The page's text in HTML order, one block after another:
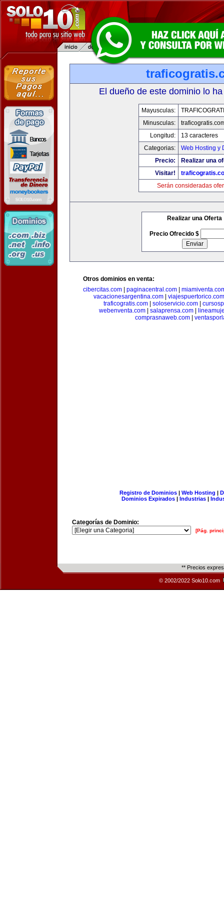
El dueño de este dominio lo
Mayusculas:
Minusculas:
Longitud:
13 caracteres
Categorias:
Web Hosting y
Precio:
Realizar una
Visitar!
Serán consideradas
Realizar una Oferta
Precio Ofrecido $
Otros dominios en venta:
cibercitas.com
paginacentral.com
vacacionesargentina.com
viajespuertorico.com
traficogratis.com| soloservicio.com|
webenventa.com
salaprensa.com
comprasnaweb.com
Registro de Dominios| Web Hosting |
Dominios Expirados | Industrias |
Categorías de Dominio:
[Pág.
** Precios
© 2002/2022 Solo10.com